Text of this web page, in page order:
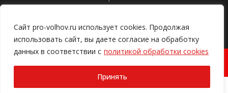
Сайт pro-volhov.ru использует cookies. Продолжая
использовать сайт, вы даете согласие на обработку
данных в соответствии с политикой обработки cookies
Принять